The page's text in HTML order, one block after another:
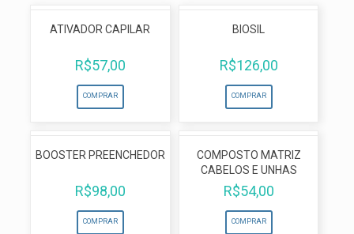
ATIVADOR CAPILAR
R$57,00
COMPRAR
BIOSIL
R$126,00
COMPRAR
BOOSTER PREENCHEDOR
R$98,00
COMPRAR
COMPOSTO MATRIZ
CABELOS E UNHAS
R$54,00
COMPRAR